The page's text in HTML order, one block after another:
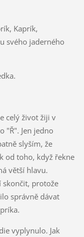
Kaprík,
svého jaderného
celý život žiji v
"Ř". Jen jedno
slyším, že
od toho, když řekne
větší hlavu.
skončit, protože
správně dávat
vyplynulo. Jak